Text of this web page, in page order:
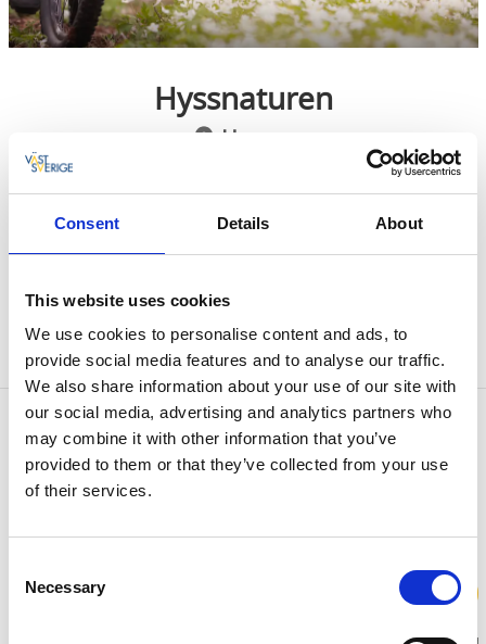
Consent Details About
This website uses cookies
We use cookies to personalise content and ads, to
provide social media features and to analyse our traffic.
We also share information about your use of our site with
our social media, advertising and analytics partners who
may combine it with other information that you’ve
provided to them or that they’ve collected from your use
of their services.
Selection
Necessary
Hyssnaturen
Hyssna
Cykla, njut av naturreservat, grusvägar, skogar, vackra
runt på vägarna omkring Kinna, Rydal och Hyssna.
Landskapet är vackert omväxlande med både öppna
slätter och djupa skogar.
Kontaktinformation
Kvarnen i Hyssna
Claes Johanssons väg 1
511 68 Hyssna
E-post:boka@kvarnenihyssna.se